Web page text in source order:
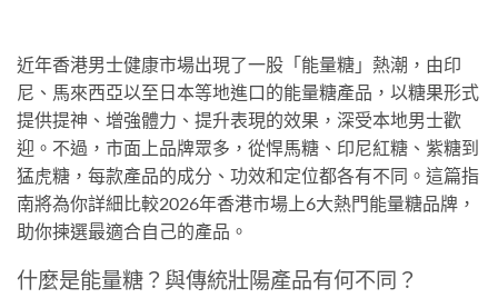
近年香港男士健康市場出現了一股「能量糖」熱潮，由印
尼、馬來西亞以至日本等地進口的能量糖產品，以糖果形式
提供提神、增強體力、提升表現的效果，深受本地男士歡
迎。不過，市面上品牌眾多，從悍馬糖、印尼紅糖、紫糖到
猛虎糖，每款產品的成分、功效和定位都各有不同。這篇指
南將為你詳細比較2026年香港市場上6大熱門能量糖品牌，
助你揀選最適合自己的產品。
什麼是能量糖？與傳統壯陽產品有何不同？